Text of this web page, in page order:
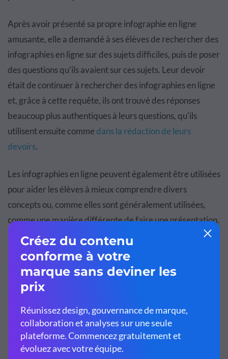
Après avoir présenté sa propre infographie en ligne
amusante, elle a demandé à ses élèves de rechercher des
infographies en ligne sur des sujets difficiles, puis de poser
des questions qu'ils avaient sur ces sujets. Leur devoir
était de continuer à rechercher des infographies en ligne
et, grâce à cette requête, ils ont trouvé des réponses
beaucoup plus authentiques à leurs questions, qu'ils
utilisent ensuite commedans la rédaction de leurs
devoirs.
Les infographies en ligne peuvent également être utilisées
pour aider les élèves à mieux comprendre divers
concepts ou, comme elles sont généralement utilisées,
comme une manière différente de faire une présentation.
Ils peuvent également être utilisés pour aider à mieux
comprendre les éléments de design et comment
combiner différentes formes de médias.
Guides visuels : exemples
d’infographie en ligne pour les
étudiants